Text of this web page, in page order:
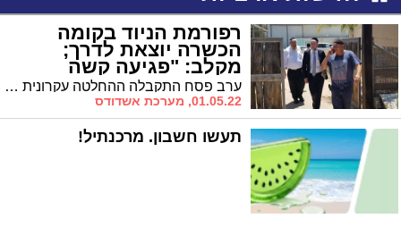
רפורמת הניוד בקומה
הכשרה יוצאת לדרך;
מקלב: "פגיעה קשה
בציבור ענק" ערב פסח התקבלה ההחלטה עקרונית להתערב בקומה הכשרה בסלולר וכעת מתפרסמים פרטיה. מקלב: "רודנות שאינה מתקבלת ומונעת משיקולים זרים"
01.05.22, מערכת אשדודס
תעשו חשבון. מרכנתיל!